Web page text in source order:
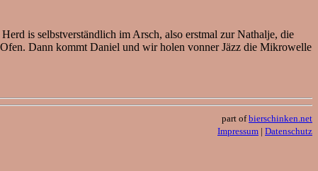
is selbstverständlich im Arsch, also erstmal zur Nathalje, die
Dann kommt Daniel und wir holen vonner Jäzz die Mikrowelle
part ofbierschinken.net
Impressum | Datenschutz